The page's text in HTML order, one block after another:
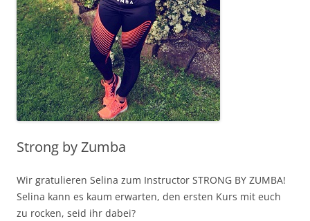
Strong by Zumba
Wir gratulieren Selina zum Instructor STRONG BY ZUMBA!
Selina kann es kaum erwarten, den ersten Kurs mit euch
zu rocken, seid ihr dabei?